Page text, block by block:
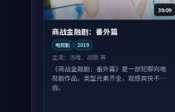
39:09
商战金融剧：番外篇
电视剧 2019
主演： 汤唯、胡歌 等
《商战金融剧：番外篇》是一部犯罪向电
视剧作品，类型元素齐全，观感爽快不拖
沓。